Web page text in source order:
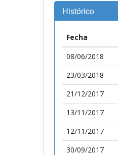
Histórico
Fecha
08/06/2018
23/03/2018
21/12/2017
13/11/2017
12/11/2017
30/09/2017